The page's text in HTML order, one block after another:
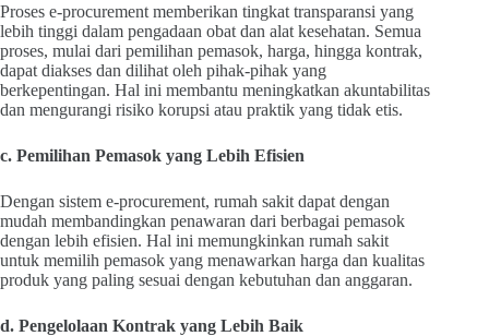
Proses e-procurement memberikan tingkat transparansi yang
lebih tinggi dalam pengadaan obat dan alat kesehatan. Semua
proses, mulai dari pemilihan pemasok, harga, hingga kontrak,
dapat diakses dan dilihat oleh pihak-pihak yang
berkepentingan. Hal ini membantu meningkatkan akuntabilitas
dan mengurangi risiko korupsi atau praktik yang tidak etis.
c. Pemilihan Pemasok yang Lebih Efisien
Dengan sistem e-procurement, rumah sakit dapat dengan
mudah membandingkan penawaran dari berbagai pemasok
dengan lebih efisien. Hal ini memungkinkan rumah sakit
untuk memilih pemasok yang menawarkan harga dan kualitas
produk yang paling sesuai dengan kebutuhan dan anggaran.
d. Pengelolaan Kontrak yang Lebih Baik